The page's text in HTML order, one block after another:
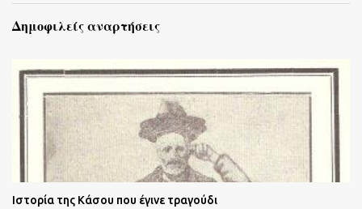
Δημοφιλείς αναρτήσεις
Ιστορία της Κάσου που έγινε τραγούδι